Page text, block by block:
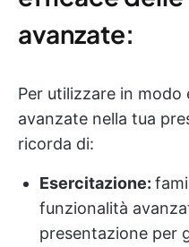
avanzate:
Per utilizzare in
avanzate nella tua
ricorda di:
Esercitazione:
funzionalità
presentazione per